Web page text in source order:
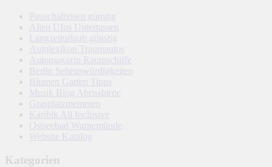
Pauschalreisen günstig
Alien Ufos Untertassen
Langzeiturlaub günstig
Autolexikon Traumautos
Automagazin Raumschiffe
Berlin Sehenswürdigkeiten
Blumen Garten Tipps
Musik Blog Abrissbirne
Grasplatzmemmen
Karibik All Inclusive
Ostseebad Warnemünde
Website Katalog
Kategorien